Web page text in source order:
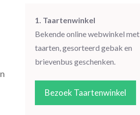
1. Taartenwinkel
Bekende online webwinkel met
taarten, gesorteerd gebak en
brievenbus geschenken.
Bezoek Taartenwinkel